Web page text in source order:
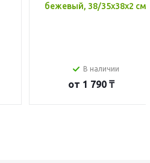
бежевый, 38/35x38x2 см
В наличии
от 1 790 ₸